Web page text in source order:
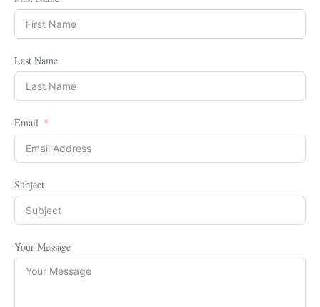
Last Name
Email
Subject
Your Message